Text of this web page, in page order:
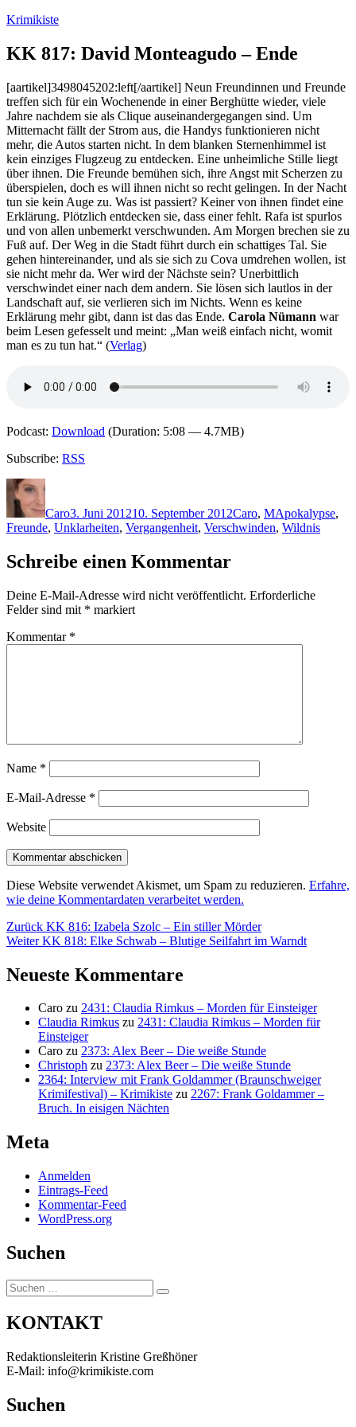
Zum
springen
Krimikiste
KK 817: David Monteagudo – Ende
[aartikel]3498045202:left[/aartikel] Neun Freundinnen und Freunde
treffen sich für ein Wochenende in einer Berghütte wieder, viele
Jahre nachdem sie als Clique auseinandergegangen sind. Um
Mitternacht fällt der Strom aus, die Handys funktionieren nicht
mehr, die Autos starten nicht. In dem blanken Sternenhimmel ist
kein einziges Flugzeug zu entdecken. Eine unheimliche Stille liegt
über ihnen. Die Freunde bemühen sich, ihre Angst mit Scherzen zu
überspielen, doch es will ihnen nicht so recht gelingen. In der Nacht
tun sie kein Auge zu. Was ist passiert? Keiner von ihnen findet eine
Erklärung. Plötzlich entdecken sie, dass einer fehlt. Rafa ist spurlos
und von allen unbemerkt verschwunden. Am Morgen brechen sie zu
Fuß auf. Der Weg in die Stadt führt durch ein schattiges Tal. Sie
gehen hintereinander, und als sie sich zu Cova umdrehen wollen, ist
sie nicht mehr da. Wer wird der Nächste sein? Unerbittlich
verschwindet einer nach dem andern. Sie lösen sich lautlos in der
Landschaft auf, sie verlieren sich im Nichts. Wenn es keine
Erklärung mehr gibt, dann ist das das Ende. Carola Nümann war
beim Lesen gefesselt und meint: „Man weiß einfach nicht, womit
man es zu tun hat.“ (Verlag)
Podcast: Download (Duration: 5:08 — 4.7MB)
Subscribe: RSS
Autor
Caro3. Juni 201210. September 2012Caro, MApokalypse,
Freunde, Unklarheiten, Vergangenheit, Verschwinden, Wildnis
Schreibe einen Kommentar
Deine E-Mail-Adresse wird nicht veröffentlicht. Erforderliche
Felder sind mit * markiert
Kommentar *
Name *
E-Mail-Adresse *
Website
Diese Website verwendet Akismet, um Spam zu reduzieren. Erfahre,
wie deine Kommentardaten verarbeitet werden.
Beitragsnavigation
Zurück Vorheriger
Beitrag:
KK 816: Izabela Szolc – Ein stiller Mörder
Weiter Nächster
KK 818: Elke Schwab – Blutige Seilfahrt im Warndt
Neueste Kommentare
Caro zu 2431: Claudia Rimkus – Morden für Einsteiger
Claudia Rimkus zu 2431: Claudia Rimkus – Morden für
Einsteiger
Caro zu 2373: Alex Beer – Die weiße Stunde
Christoph zu 2373: Alex Beer – Die weiße Stunde
2364: Interview mit Frank Goldammer (Braunschweiger
Krimifestival) – Krimikiste zu 2267: Frank Goldammer –
Bruch. In eisigen Nächten
Meta
Anmelden
Eintrags-Feed
Kommentar-Feed
WordPress.org
Suchen
Suchen
nach:
Suchen
KONTAKT
Redaktionsleiterin Kristine Greßhöner
E-Mail: info@krimikiste.com
Suchen